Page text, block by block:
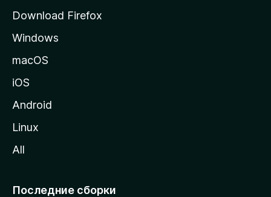
а
н
у
M
i
l
Download Firefox
Windows
macOS
iOS
Android
Linux
All
Последние сборки